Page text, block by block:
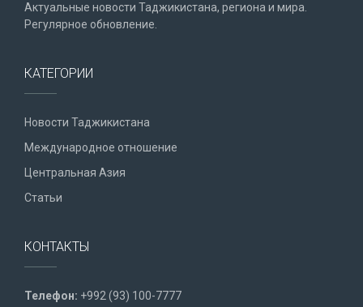
Актуальные новости Таджикистана, региона и мира.
Регулярное обновление.
КАТЕГОРИИ
Новости Таджикистана
Международное отношение
Центральная Азия
Статьи
КОНТАКТЫ
Телефон: +992 (93) 100-7777